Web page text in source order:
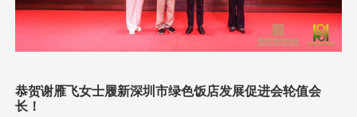
恭贺谢雁飞女士履新深圳市绿色饭店发展促进会轮值会
长！